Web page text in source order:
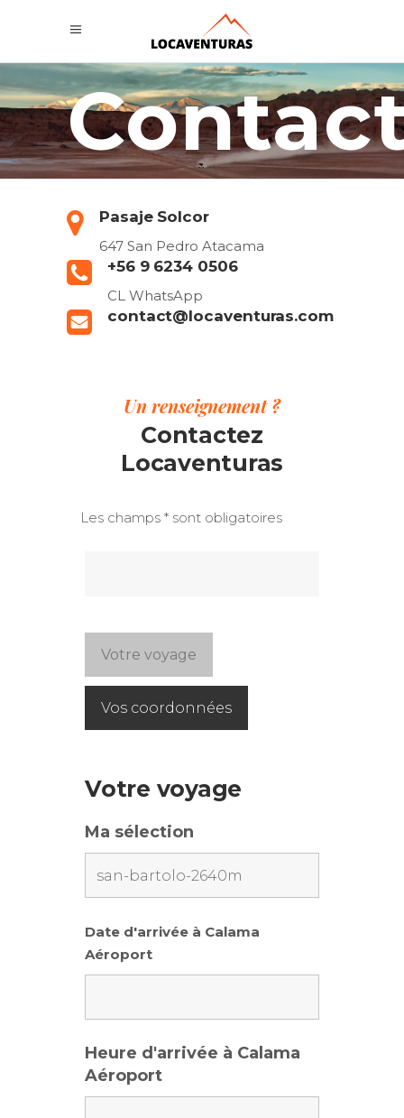
Pasaje Solcor
647 San Pedro Atacama
+56 9 6234 0506
CL WhatsApp
contact@locaventuras.com
Un renseignement ?
Contactez
Locaventuras
Les champs * sont obligatoires
Votre voyage
Vos coordonnées
Votre voyage
Ma sélection
Date d'arrivée à Calama
Aéroport
Heure d'arrivée à Calama
Aéroport